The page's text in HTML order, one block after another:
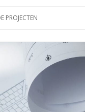
PROJECTEN